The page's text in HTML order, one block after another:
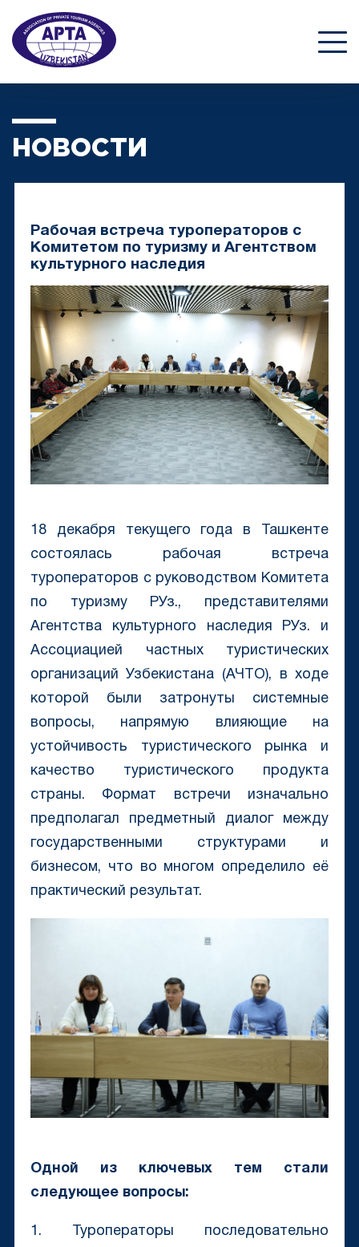
НОВОСТИ
Рабочая встреча туроператоров с
Комитетом по туризму и Агентством
культурного наследия
18 декабря текущего года в Ташкенте
состоялась рабочая встреча
туроператоров с руководством Комитета
по туризму РУз., представителями
Агентства культурного наследия РУз. и
Ассоциацией частных туристических
организаций Узбекистана (АЧТО), в ходе
которой были затронуты системные
вопросы, напрямую влияющие на
устойчивость туристического рынка и
качество туристического продукта
страны. Формат встречи изначально
предполагал предметный диалог между
государственными структурами и
бизнесом, что во многом определило её
практический результат.
Одной из ключевых тем стали
следующее вопросы:
1. Туроператоры последовательно